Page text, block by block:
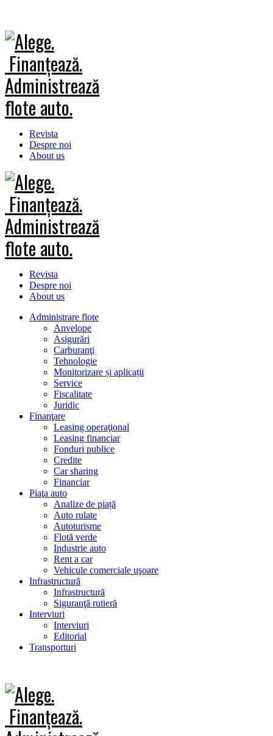
Revista
Despre noi
About us
Revista
Despre noi
About us
Administrare flote
Anvelope
Asigurări
Carburanţi
Tehnologie
Monitorizare și aplicații
Service
Fiscalitate
Juridic
Finanţare
Leasing operaţional
Leasing financiar
Fonduri publice
Credite
Car sharing
Financiar
Piaţa auto
Analize de piață
Auto rulate
Autoturisme
Flotă verde
Industrie auto
Rent a car
Vehicule comerciale uşoare
Infrastructură
Infrastructură
Siguranţă rutieră
Interviuri
Interviuri
Editorial
Transporturi